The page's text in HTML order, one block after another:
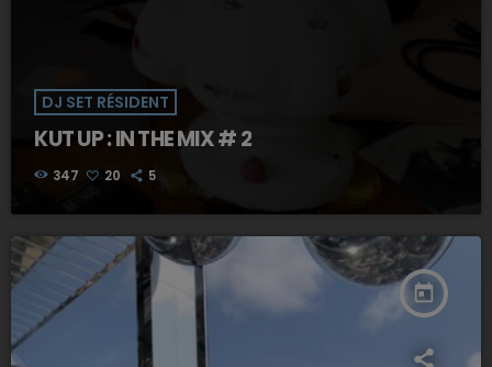
DJ SET RÉSIDENT
KUT UP : IN THE MIX # 2
347 20 5
today